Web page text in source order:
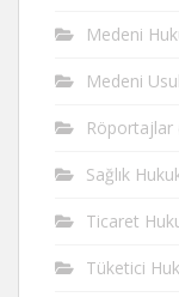
Medeni
Medeni
Röportajlar
Sağlık
Ticaret
Tüketici